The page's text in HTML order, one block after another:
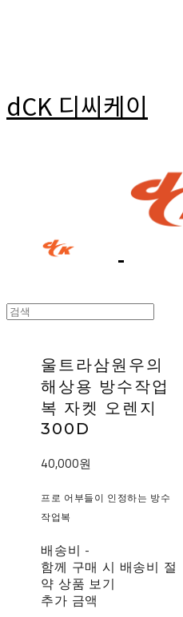
dCK 디씨케이
울트라삼원우의
해상용 방수작업
복 자켓 오렌지
300D
40,000원
프로 어부들이 인정하는 방수
작업복
배송비 -
함께 구매 시 배송비 절
약 상품 보기
추가 금액